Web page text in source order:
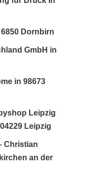
Dornbirn
GmbH in
in 98673
Leipzig
Leipzig
Christian
an der